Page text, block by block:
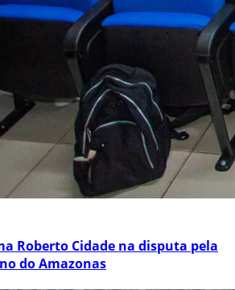
Roberto Cidade na disputa pela
do Amazonas